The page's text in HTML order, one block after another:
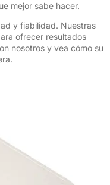
mejor sabe hacer.
y fiabilidad. Nuestras
ofrecer resultados
nosotros y vea cómo su